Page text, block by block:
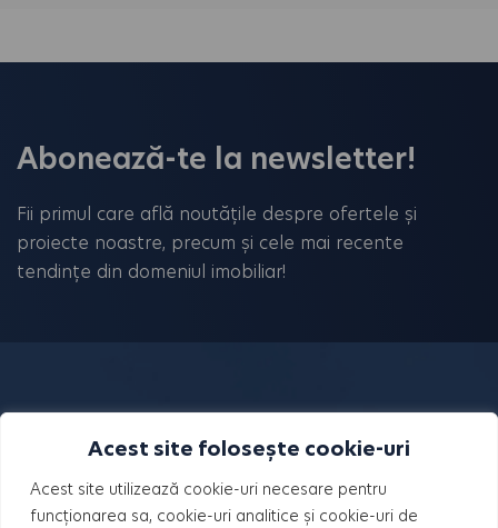
Acest site folosește cookie-uri
Acest site utilizează cookie-uri necesare pentru
funcționarea sa, cookie-uri analitice și cookie-uri de
Abonează-te la newsletter!
Fii primul care află noutățile despre ofertele și
proiecte noastre, precum și cele mai recente
tendințe din domeniul imobiliar!